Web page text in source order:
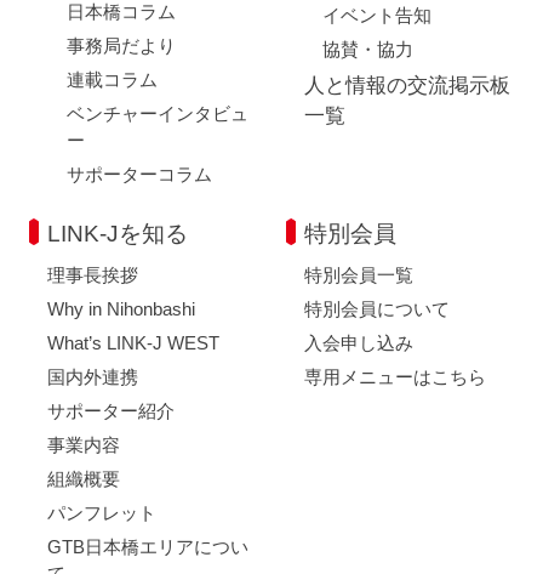
日本橋コラム
事務局だより
連載コラム
ベンチャーインタビュ
ー
サポーターコラム
イベント告知
協賛・協力
人と情報の交流掲示板
一覧
LINK-Jを知る
理事長挨拶
Why in Nihonbashi
What’s LINK-J WEST
国内外連携
サポーター紹介
事業内容
組織概要
パンフレット
GTB日本橋エリアについ
特別会員
特別会員一覧
特別会員について
入会申し込み
専用メニューはこちら